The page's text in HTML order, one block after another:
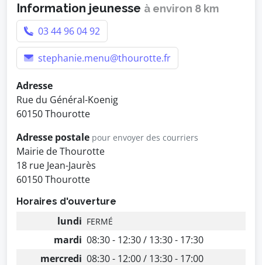
Information jeunesse à environ 8 km
03 44 96 04 92
stephanie.menu@thourotte.fr
Adresse
Rue du Général-Koenig
60150 Thourotte
Adresse postale pour envoyer des courriers
Mairie de Thourotte
18 rue Jean-Jaurès
60150 Thourotte
Horaires d'ouverture
lundi FERMÉ
mardi 08:30 - 12:30 / 13:30 - 17:30
mercredi 08:30 - 12:00 / 13:30 - 17:00